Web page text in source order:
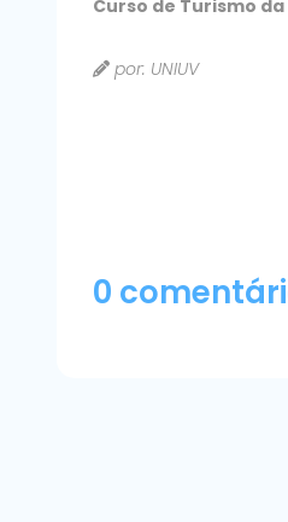
Curso de Turismo
por: UNIUV
0